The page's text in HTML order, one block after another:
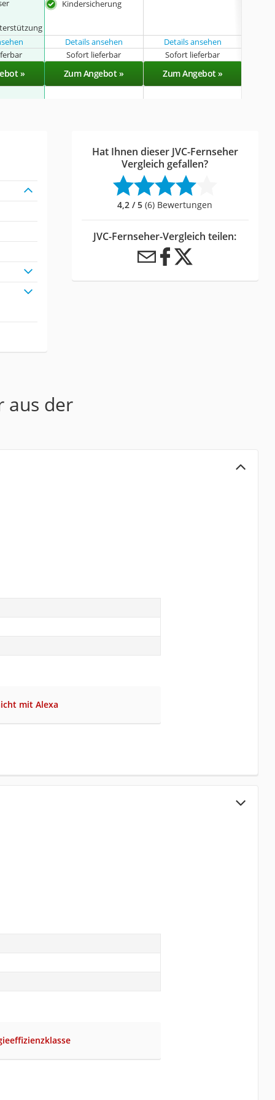
Kindersicherung
Details ansehen
Details ansehen
Sofort lieferbar Sofort lieferbar
» Zum Angebot » Zum Angebot »
Hat Ihnen dieser JVC-Fernseher
Vergleich gefallen?
4,2 / 5 (6) Bewertungen
JVC-Fernseher-Vergleich teilen:
aus der
mit Alexa